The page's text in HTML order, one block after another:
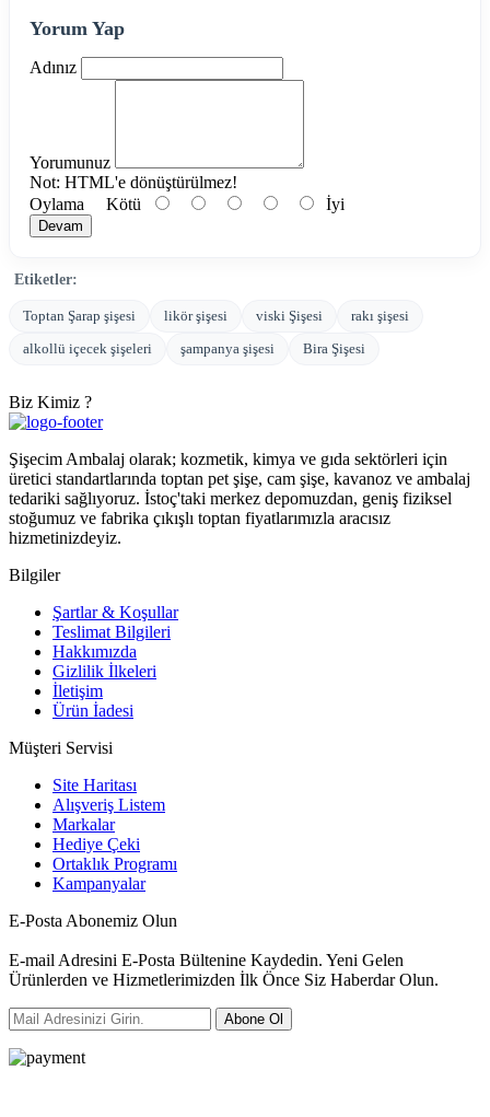
Yorum Yap
Adınız
Yorumunuz
Not: HTML'e dönüştürülmez!
Oylama Kötü İyi
Devam
Etiketler:
Toptan Şarap şişesi likör şişesi viski Şişesi
rakı şişesi
alkollü içecek şişeleri
şampanya şişesi Bira Şişesi
Biz Kimiz ?
Şişecim Ambalaj olarak; kozmetik, kimya ve gıda sektörleri için
üretici standartlarında toptan pet şişe, cam şişe, kavanoz ve ambalaj
tedariki sağlıyoruz. İstoç'taki merkez depomuzdan, geniş fiziksel
stoğumuz ve fabrika çıkışlı toptan fiyatlarımızla aracısız
hizmetinizdeyiz.
Bilgiler
Şartlar & Koşullar
Teslimat Bilgileri
Hakkımızda
Gizlilik İlkeleri
İletişim
Ürün İadesi
Müşteri Servisi
Site Haritası
Alışveriş Listem
Markalar
Hediye Çeki
Ortaklık Programı
Kampanyalar
E-Posta Abonemiz Olun
E-mail Adresini E-Posta Bültenine Kaydedin. Yeni Gelen
Ürünlerden ve Hizmetlerimizden İlk Önce Siz Haberdar Olun.
Abone Ol